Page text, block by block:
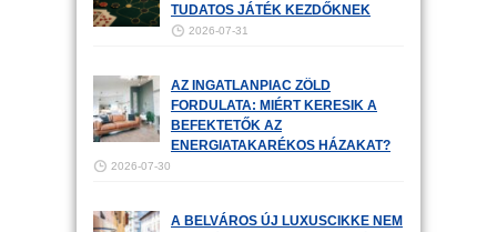
TUDATOS JÁTÉK KEZDŐKNEK
2026-07-31
AZ INGATLANPIAC ZÖLD
FORDULATA: MIÉRT KERESIK A
BEFEKTETŐK AZ
ENERGIATAKARÉKOS HÁZAKAT?
2026-07-30
A BELVÁROS ÚJ LUXUSCIKKE NEM